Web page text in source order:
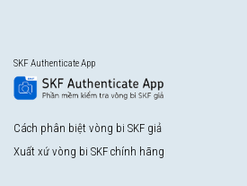
SKF Authenticate App
Cách phân biệt vòng bi SKF giả
Xuất xứ vòng bi SKF chính hãng